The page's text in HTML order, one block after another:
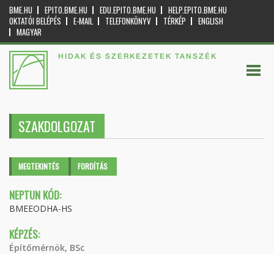
BME.HU EPITO.BME.HU EDU.EPITO.BME.HU
HELP.EPITO.BME.HU
OKTATÓI BELÉPÉS
E-MAIL TELEFONKÖNYV TÉRKÉP
ENGLISH
MAGYAR
HIDAK ÉS SZERKEZETEK TANSZÉK
SZAKDOLGOZAT
Elsődleges fülek
MEGTEKINTÉS (AKTÍVFORDÍTÁS
NEPTUN KÓD:
BMEEODHA-HS
KÉPZÉS:
Építőmérnök, BSc